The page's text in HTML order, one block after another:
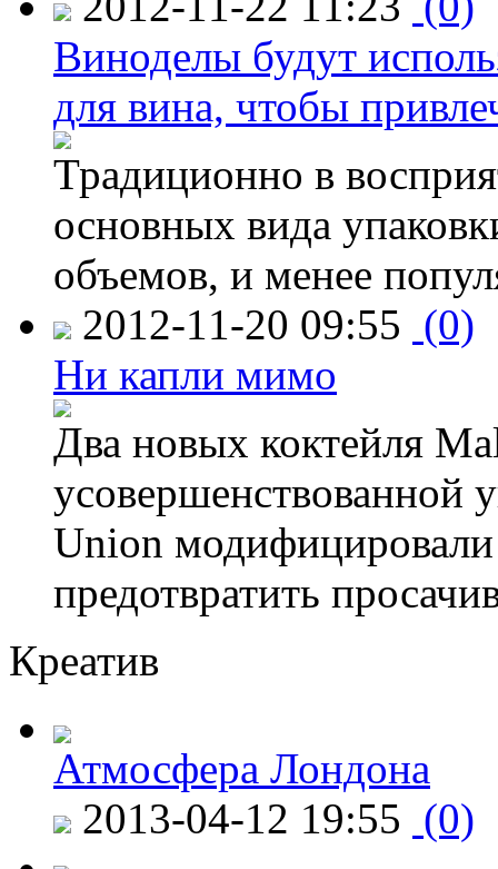
Виноделы будут
для вина, чтобы
Традиционно в
основных вида
объемов, и менее
2012-11-20 09:55 (0)
Ни капли мимо
Два новых коктейля
усовершенствованной
Union модифицировали
предотвратить
Креатив
Атмосфера Лондона
2013-04-12 19:55 (0)